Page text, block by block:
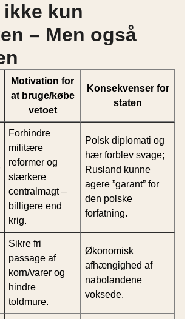
ikke kun
– Men også
Motivation for
at bruge/købe
vetoet
Konsekvenser for
staten
Forhindre
militære
reformer og
stærkere
centralmagt –
billigere end
krig.
Polsk diplomati og
hær forblev svage;
Rusland kunne
agere ”garant” for
den polske
forfatning.
Sikre fri
passage af
korn/varer og
hindre
toldmure.
Økonomisk
afhængighed af
nabolandene
voksede.